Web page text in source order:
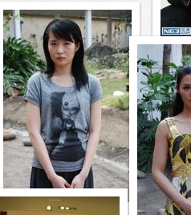
550x821 87K 大图